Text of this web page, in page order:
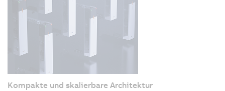
Kompakte und skalierbare Architektur